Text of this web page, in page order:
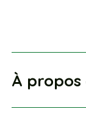
À